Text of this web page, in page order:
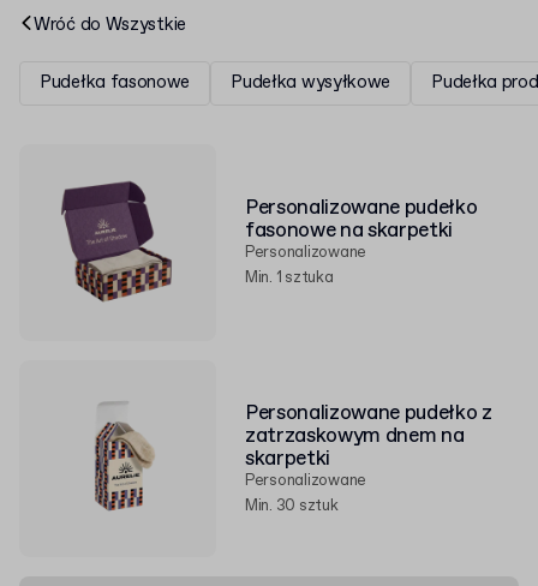
mocniejsze pudełko z zatrzaskowym dnem z naszej
pudełek dla marek modowych
Wróć do Wszystkie
Pudełka fasonowe Pudełka wysyłkowe Pudełka
Personalizowane pudełko
fasonowe na skarpetki
Personalizowane
Min. 1 sztuka
Personalizowane pudełko z
zatrzaskowym dnem na
skarpetki
Personalizowane
Min. 30 sztuk